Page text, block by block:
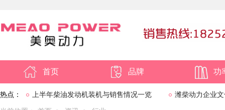
首页 品牌 功
热点： 上半年柴油发动机装机与销售情况一览 潍柴动力企业